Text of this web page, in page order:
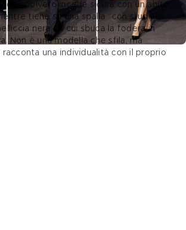
spolvero incede sicura con un abito
tiene su una spalla “con studiata
nera da cui sbuca la fodera in
. Non è una modella che sfila, ma
racconta una individualità con il proprio